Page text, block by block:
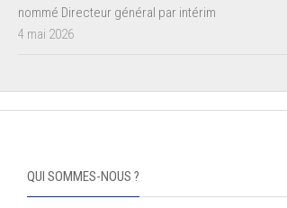
nommé Directeur général par intérim
4 mai 2026
QUI SOMMES-NOUS ?